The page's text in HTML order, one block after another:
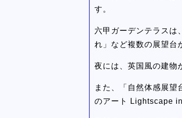
す。
六甲ガーデンテラスは
れ」など複数の展望台
夜には、英国風の建物
また、「自然体感展
のアート Lightscape